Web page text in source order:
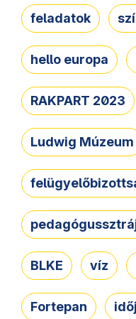
feladatok
hello europa
RAKPART 2023
Ludwig Múzeum
BLKE víz
Fortepan